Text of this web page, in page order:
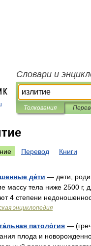
Словари и
Толкования
Перевод Книги
де́ти — дети,
массу тела ниже 2500 г,
4 степени
энциклопедия
патоло́гия —
плода и